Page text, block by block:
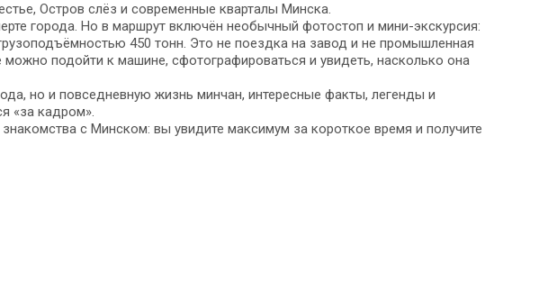
Остров слёз и современные кварталы Минска.
города. Но в маршрут включён необычный фотостоп и мини-экскурсия:
450 тонн. Это не поездка на завод и не промышленная
подойти к машине, сфотографироваться и увидеть, насколько она
но и повседневную жизнь минчан, интересные факты, легенды и
«за кадром».
с Минском: вы увидите максимум за короткое время и получите